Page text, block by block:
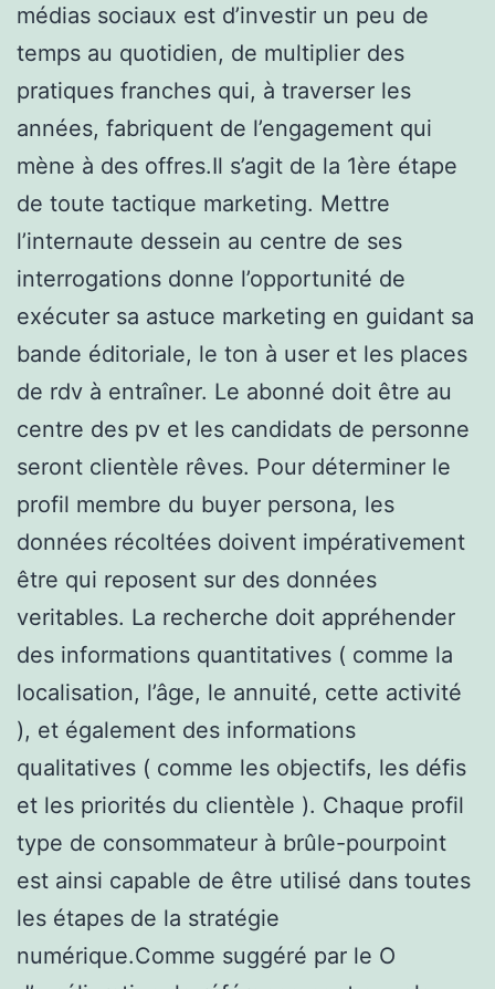
médias sociaux est d’investir un peu de
temps au quotidien, de multiplier des
pratiques franches qui, à traverser les
années, fabriquent de l’engagement qui
mène à des offres.Il s’agit de la 1ère étape
de toute tactique marketing. Mettre
l’internaute dessein au centre de ses
interrogations donne l’opportunité de
exécuter sa astuce marketing en guidant sa
bande éditoriale, le ton à user et les places
de rdv à entraîner. Le abonné doit être au
centre des pv et les candidats de personne
seront clientèle rêves. Pour déterminer le
profil membre du buyer persona, les
données récoltées doivent impérativement
être qui reposent sur des données
veritables. La recherche doit appréhender
des informations quantitatives ( comme la
localisation, l’âge, le annuité, cette activité
), et également des informations
qualitatives ( comme les objectifs, les défis
et les priorités du clientèle ). Chaque profil
type de consommateur à brûle-pourpoint
est ainsi capable de être utilisé dans toutes
les étapes de la stratégie
numérique.Comme suggéré par le O